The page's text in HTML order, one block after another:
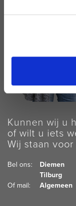
Kunnen wij u
of wilt u iets
Wij staan voor
Bel ons: Diemen
Tilburg
Of mail:
Algemeen